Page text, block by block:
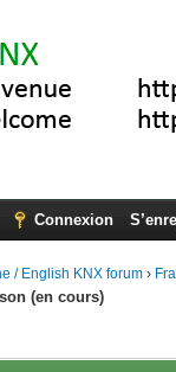
Connexion
/ English KNX forum ›
(en cours)